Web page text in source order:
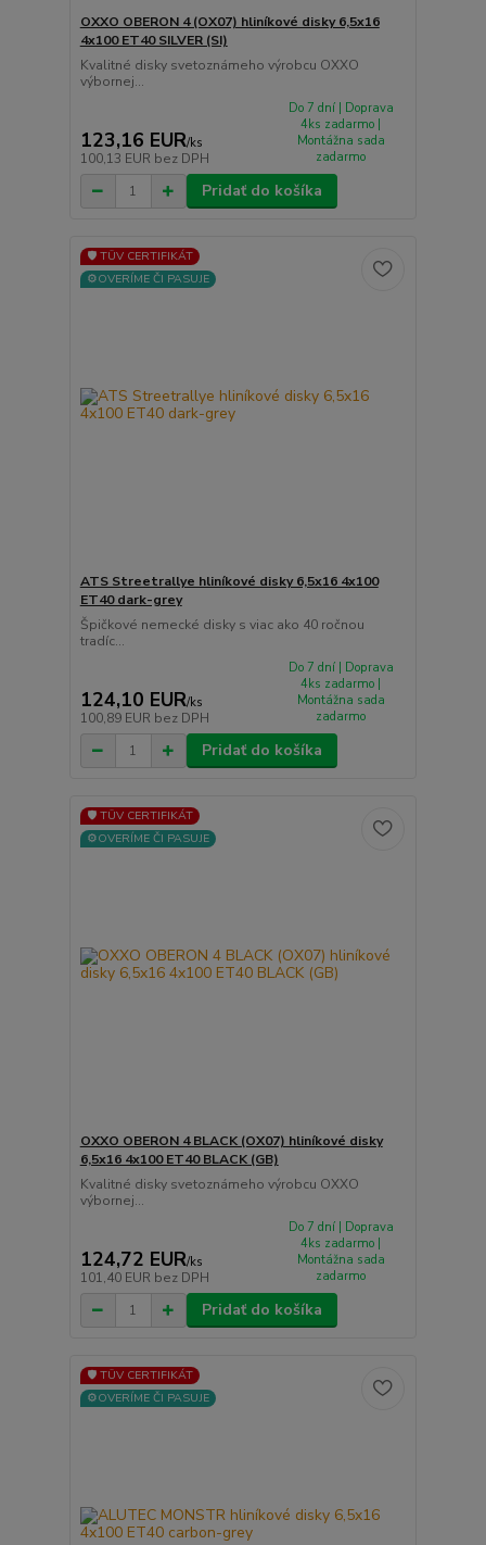
OXXO OBERON 4 (OX07) hliníkové disky 6,5x16
4x100 ET40 SILVER (SI)
Kvalitné disky svetoznámeho výrobcu OXXO
výbornej...
123,16 EUR/ks
100,13 EUR bez DPH
Do 7 dní | Doprava
4ks zadarmo |
Montážna sada
zadarmo
Pridať do košíka
🛡️ TÜV CERTIFIKÁT
⚙️OVERÍME ČI PASUJE
ATS Streetrallye hliníkové disky 6,5x16 4x100
ET40 dark-grey
Špičkové nemecké disky s viac ako 40 ročnou
tradíc...
124,10 EUR/ks
100,89 EUR bez DPH
Do 7 dní | Doprava
4ks zadarmo |
Montážna sada
zadarmo
Pridať do košíka
🛡️ TÜV CERTIFIKÁT
⚙️OVERÍME ČI PASUJE
OXXO OBERON 4 BLACK (OX07) hliníkové disky
6,5x16 4x100 ET40 BLACK (GB)
Kvalitné disky svetoznámeho výrobcu OXXO
výbornej...
124,72 EUR/ks
101,40 EUR bez DPH
Do 7 dní | Doprava
4ks zadarmo |
Montážna sada
zadarmo
Pridať do košíka
🛡️ TÜV CERTIFIKÁT
⚙️OVERÍME ČI PASUJE